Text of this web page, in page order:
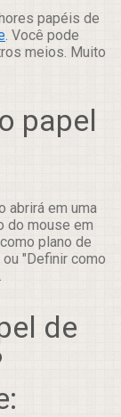
papéis de
. Você pode
meios. Muito
papel
abrirá em uma
do mouse em
plano de
"Definir como
de